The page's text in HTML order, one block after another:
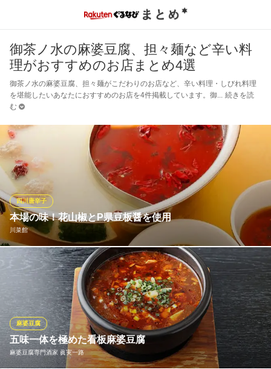
御茶ノ水の麻婆豆腐、担々麺など辛い料
理がおすすめのお店まとめ4選
御茶ノ水の麻婆豆腐、担々麺がこだわりのお店など、辛い料理・しびれ料理
を堪能したいあなたにおすすめのお店を4件掲載しています。御
続きを読
む
本場の味！花山椒とP県豆板醤を使用
川菜館
四川唐辛子
四川料理は辛いだけではないんですよ！ 酸味、甘味、とろ
み・・・味によって違った辛みが味わえます。四川料理の定番か
ら他店ではなかなか出会えないメニューまで本場の食材を本場の
料理人の技術でご提供しております。花山椒やP県豆板醤など多種
多様な香辛料を使い、五感で楽しめる料理の数々をお試し下さ
い。
川菜館
五味一体を極めた看板麻婆豆腐
麻婆豆腐専門酒家 眞実一路
麻婆豆腐